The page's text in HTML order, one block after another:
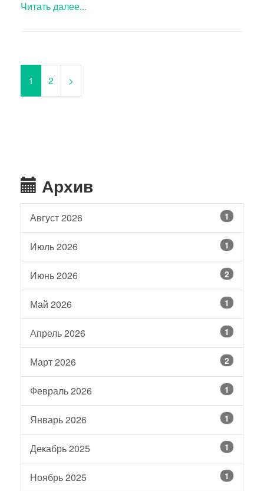
Читать далее...
1 2 >
Архив
Август 2026 1
Июль 2026 1
Июнь 2026 2
Май 2026 1
Апрель 2026 1
Март 2026 2
Февраль 2026 1
Январь 2026 1
Декабрь 2025 1
Ноябрь 2025 1